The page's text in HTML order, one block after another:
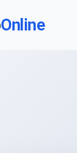
Online